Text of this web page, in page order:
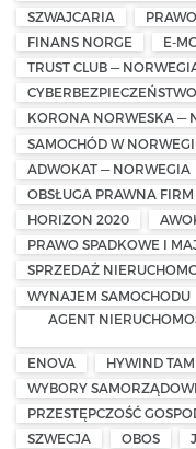
SZWAJCARIA
FINANS NORGE
E-
TRUST CLUB —
CYBERBEZPIECZEŃSTWO
KORONA NORWESKA —
SAMOCHÓD W
ADWOKAT — NORWEGIA
OBSŁUGA PRAWNA FIRM
HORIZON 2020
PRAWO SPADKOWE I
SPRZEDAŻ
WYNAJEM SAMOCHODU
AGENT
ENOVA
HYWIND
WYBORY
PRZESTĘPCZOŚĆ
SZWECJA
OBOS